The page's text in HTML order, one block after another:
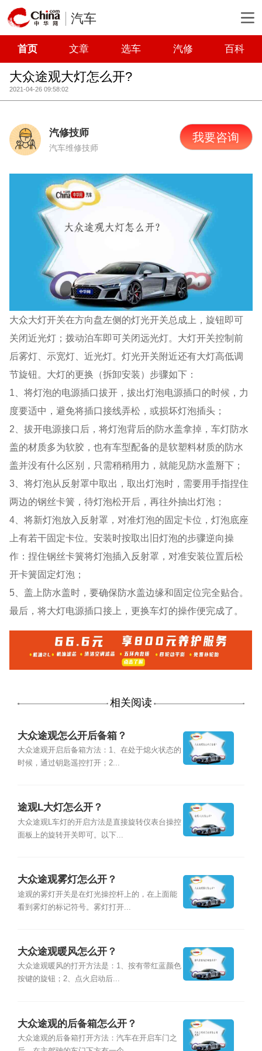
汽车
首页 文章 选车 汽修 百科
大众途观大灯怎么开?
2021-04-26 09:58:02
汽修技师
汽车维修技师
我要咨询
大众大灯开关在方向盘左侧的灯光开关总成上，旋钮即可
关闭近光灯；拨动泊车即可关闭远光灯。大灯开关控制前
后雾灯、示宽灯、近光灯。灯光开关附近还有大灯高低调
节旋钮。大灯的更换（拆卸安装）步骤如下：
1、将灯泡的电源插口拔开，拔出灯泡电源插口的时候，力
度要适中，避免将插口接线弄松，或损坏灯泡插头；
2、拔开电源接口后，将灯泡背后的防水盖拿掉，车灯防水
盖的材质多为软胶，也有车型配备的是软塑料材质的防水
盖并没有什么区别，只需稍稍用力，就能见防水盖掰下；
3、将灯泡从反射罩中取出，取出灯泡时，需要用手指捏住
两边的钢丝卡簧，待灯泡松开后，再往外抽出灯泡；
4、将新灯泡放入反射罩，对准灯泡的固定卡位，灯泡底座
上有若干固定卡位。安装时按取出旧灯泡的步骤逆向操
作：捏住钢丝卡簧将灯泡插入反射罩，对准安装位置后松
开卡簧固定灯泡；
5、盖上防水盖时，要确保防水盖边缘和固定位完全贴合。
最后，将大灯电源插口接上，更换车灯的操作便完成了。
相关阅读
大众途观怎么开后备箱？
大众途观开启后备箱方法：1、在处于熄火状态的
时候，通过钥匙遥控打开；2...
途观L大灯怎么开？
大众途观L车灯的开启方法是直接旋转仪表台操控
面板上的旋转开关即可。以下...
大众途观雾灯怎么开？
途观的雾灯开关是在灯光操控杆上的，在上面能
看到雾灯的标记符号。雾灯打开...
大众途观暖风怎么开？
大众途观暖风的打开方法是：1、按有带红蓝颜色
按键的旋钮；2、点火启动后...
大众途观的后备箱怎么开？
大众途观的后备箱打开方法：汽车在开启车门之